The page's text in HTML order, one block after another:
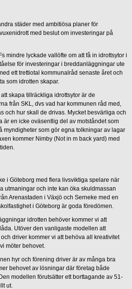
städer med ambitiösa planer för
med beslut om investeringar på
mindre lyckade vallöfte om att få in idrottsytor i
för investeringar i breddanläggningar ute
ett trettiotal kommunalråd senaste året och
som idrotten skapar.
skapa tillräckliga idrottsytor är de
från SKL, dvs vad har kommunen råd med,
och hur skall de drivas. Mycket besvärliga och
är en icke oväsentlig del av motståndet som
myndigheter som gör egna tolkningar av lagar
kommer Nimby (Not in m back yard) med
i Göteborg med flera livsviktiga spelare när
utmaningar och inte kan öka skuldmassan
Arenastaden i Växjö och Serneke med en
i Göteborg är goda föredömen.
idrotten behöver kommer vi att
Utöver den vanligaste modellen att
driver kommer vi att behöva all kreativitet
möter behovet.
hyr och förening driver är av många bra
behovet av lösningar där företag både
modellen förutsätter ett borttagande av 51-
ut.